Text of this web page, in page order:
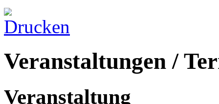
Veranstaltungen /
Veranstaltung